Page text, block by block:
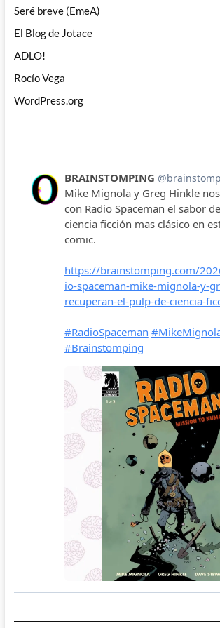
Seré breve (EmeA)
El Blog de Jotace
ADLO!
Rocío Vega
WordPress.org